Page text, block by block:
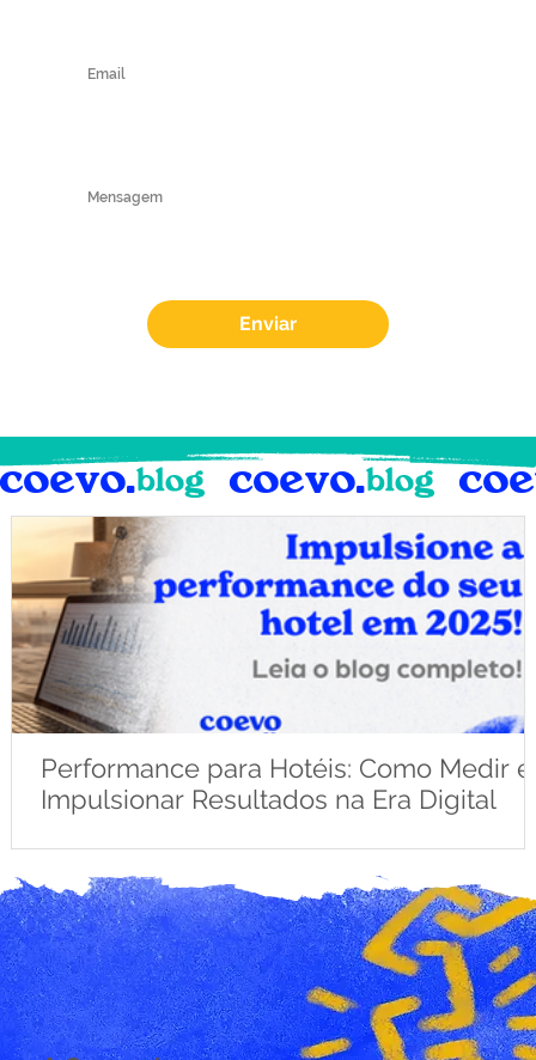
Enviar
coevo.
Performance para Hotéis: Como Medir e
Impulsionar Resultados na Era Digital